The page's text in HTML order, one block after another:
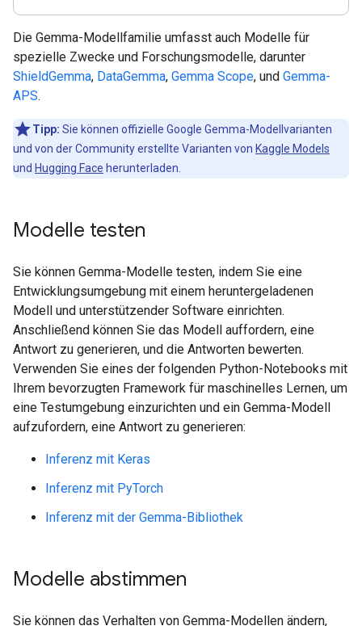
Die Gemma-Modellfamilie umfasst auch Modelle für
spezielle Zwecke und Forschungsmodelle, darunter
ShieldGemma, DataGemma, Gemma Scope, und Gemma-
APS.
Tipp: Sie können offizielle Google Gemma-Modellvarianten
und von der Community erstellte Varianten von Kaggle Models
und Hugging Face herunterladen.
Modelle testen
Sie können Gemma-Modelle testen, indem Sie eine
Entwicklungsumgebung mit einem heruntergeladenen
Modell und unterstützender Software einrichten.
Anschließend können Sie das Modell auffordern, eine
Antwort zu generieren, und die Antworten bewerten.
Verwenden Sie eines der folgenden Python-Notebooks mit
Ihrem bevorzugten Framework für maschinelles Lernen, um
eine Testumgebung einzurichten und ein Gemma-Modell
aufzufordern, eine Antwort zu generieren:
Inferenz mit Keras
Inferenz mit PyTorch
Inferenz mit der Gemma-Bibliothek
Modelle abstimmen
Sie können das Verhalten von Gemma-Modellen ändern,